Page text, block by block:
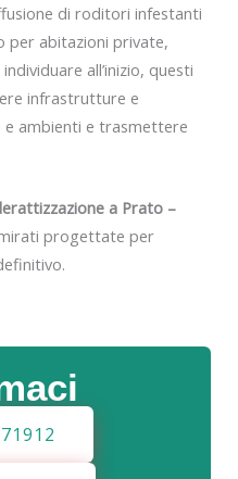
di roditori infestanti
per abitazioni private,
all’inizio, questi
infrastrutture e
e ambienti e trasmettere
a Prato –
progettate per